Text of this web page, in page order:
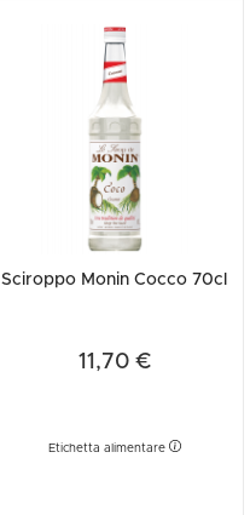
Sciroppo Monin Cocco 70cl
11,70 €
Etichetta alimentare